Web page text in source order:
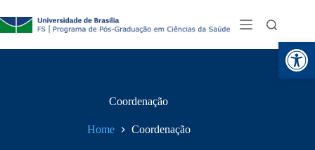
Coordenação
Home Coordenação